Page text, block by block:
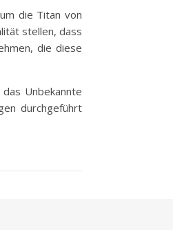
die Titan von
stellen, dass
die diese
Unbekannte
durchgeführt